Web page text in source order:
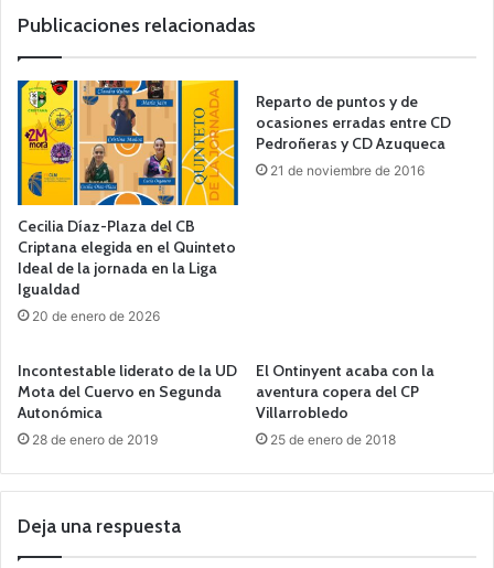
Publicaciones relacionadas
Cecilia Díaz-Plaza del CB
Criptana elegida en el Quinteto
Ideal de la jornada en la Liga
Igualdad
20 de enero de 2026
Reparto de puntos y de
ocasiones erradas entre CD
Pedroñeras y CD Azuqueca
21 de noviembre de 2016
Incontestable liderato de la UD
Mota del Cuervo en Segunda
Autonómica
28 de enero de 2019
El Ontinyent acaba con la
aventura copera del CP
Villarrobledo
25 de enero de 2018
Deja una respuesta